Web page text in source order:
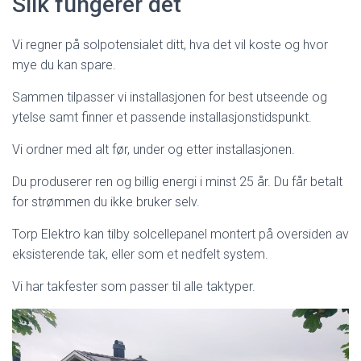
Vi regner på solpotensialet ditt, hva det vil koste og hvor
mye du kan spare.
Sammen tilpasser vi installasjonen for best utseende og
ytelse samt finner et passende installasjonstidspunkt.
Vi ordner med alt før, under og etter installasjonen.
Du produserer ren og billig energi i minst 25 år. Du får betalt
for strømmen du ikke bruker selv.
Torp Elektro kan tilby solcellepanel montert på oversiden av
eksisterende tak, eller som et nedfelt system.
Vi har takfester som passer til alle taktyper.